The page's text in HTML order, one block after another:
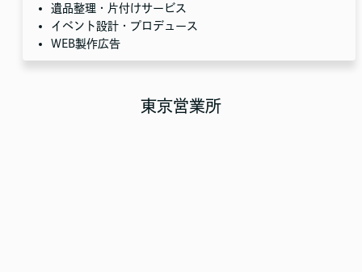
遺品整理・片付けサービス
イベント設計・プロデュース
WEB製作広告
東京営業所